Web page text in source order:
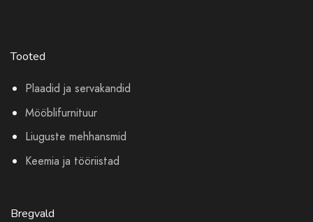
Tooted
Plaadid ja servakandid
Mööblifurnituur
Liuguste mehhansmid
Keemia ja tööriistad
Bregvald